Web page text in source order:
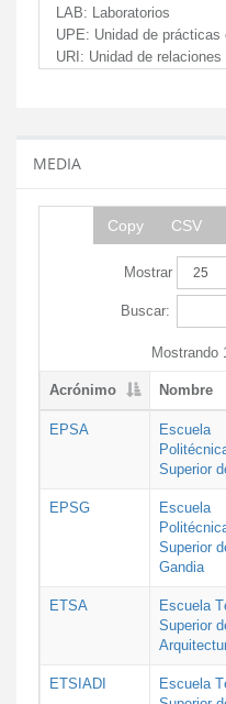
LAB: Laboratorios
UPE: Unidad de prácticas
URI: Unidad de
MEDIA
Copy CSV
Mostrar
Buscar:
Mostrando
Acrónimo Nombre
EPSA
Escuela
Superior
EPSG
Escuela
Superior
Gandia
ETSA
Escuela
Superior
ETSIADI
Escuela